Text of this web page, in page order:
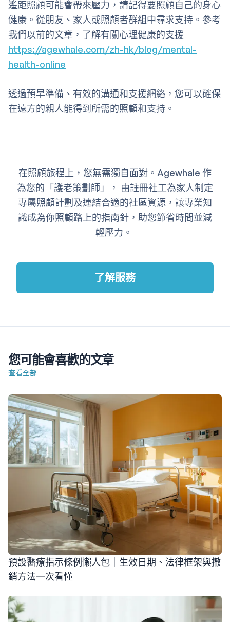
遙距照顧可能會帶來壓力，請記得要照顧自己的身心
健康。從朋友、家人或照顧者群組中尋求支持。參考
我們以前的文章，了解有關心理健康的支援
https://agewhale.com/zh-hk/blog/mental-
health-online
透過預早準備、有效的溝通和支援網絡，您可以確保
在遠方的親人能得到所需的照顧和支持。
在照顧旅程上，您無需獨自面對。Agewhale 作
為您的「護老策劃師」， 由註冊社工為家人制定
專屬照顧計劃及連結合適的社區資源，讓專業知
識成為你照顧路上的指南針，助您節省時間並減
輕壓力。
了解服務
您可能會喜歡的文章
查看全部
預設醫療指示條例懶人包｜生效日期、法律框架與撤
銷方法一次看懂